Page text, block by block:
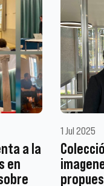
a la
en
1 Jul 2025